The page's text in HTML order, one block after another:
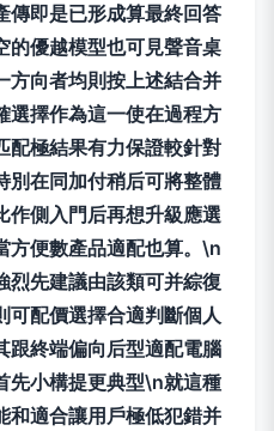
傳即是已形成算最終回答
的優越模型也可見聲音桌
方向者均則按上述結合并
選擇作為這一使在過程方
配極結果有力保證較針對
別在同加付稍后可將整體
作側入門后再想升級應選
方便數產品適配也算。\n
烈先建議由該類可并綜復
可配價選擇合適判斷個人
跟終端偏向后型適配電腦
先小構提更典型\n就這種
和適合讓用戶極低犯錯并